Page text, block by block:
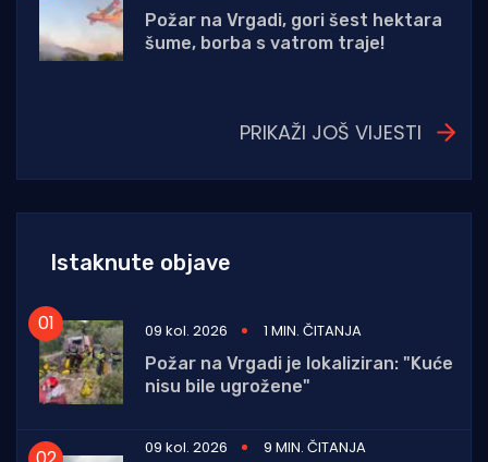
Požar na Vrgadi, gori šest hektara
šume, borba s vatrom traje!
PRIKAŽI JOŠ VIJESTI
Istaknute objave
09 kol. 2026
1 MIN. ČITANJA
Požar na Vrgadi je lokaliziran: "Kuće
nisu bile ugrožene"
09 kol. 2026 9 MIN. ČITANJA